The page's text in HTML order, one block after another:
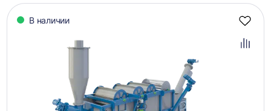
В наличии